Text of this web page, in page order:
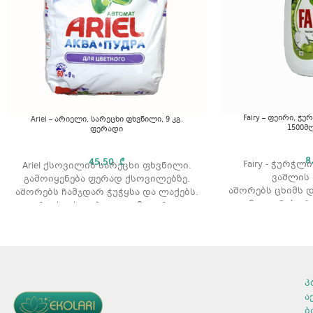
Ariel – არიელი, სარეცხი ფხვნილი, 9 კგ.
ფერადი
45,50₾
Ariel ქსოვილის სარეცხი ფხვნილი.
გამოიყენება ფერად ქსოვილებზე.
აშორებს ჩამჯდარ ჭუჭყსა და ლაქებს.
რეცხვის ტიპი: ავტომატური.
დაიცავით რეცხვისას. თვალში
მოხვედრის შემთხვევაში, სწრაფად
Fairy – ფეირი,
Fairy -
ვაშლის
აშორებს ცხიმს
გამოიყენება